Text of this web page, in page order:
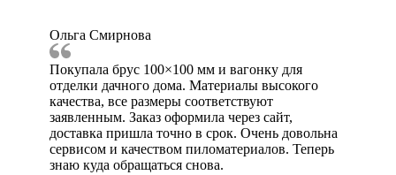
Ольга Смирнова
Покупала брус 100×100 мм и вагонку для
отделки дачного дома. Материалы высокого
качества, все размеры соответствуют
заявленным. Заказ оформила через сайт,
доставка пришла точно в срок. Очень довольна
сервисом и качеством пиломатериалов. Теперь
знаю куда обращаться снова.